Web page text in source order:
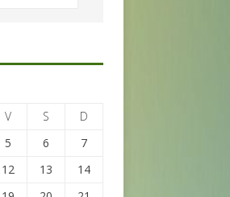
V S
D
5 6
7
12 13
14